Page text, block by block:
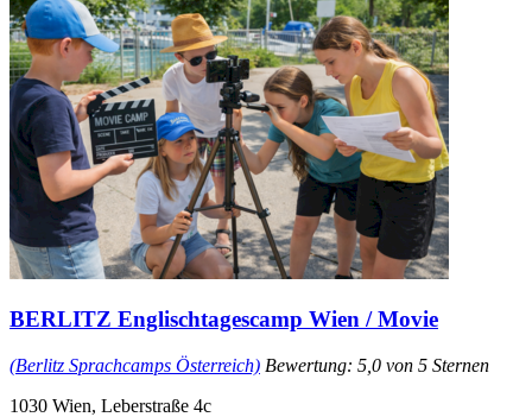
BERLITZ Englischtagescamp Wien / Movie
(Berlitz Sprachcamps Österreich) Bewertung: 5,0 von 5 Sternen
1030 Wien, Leberstraße 4c